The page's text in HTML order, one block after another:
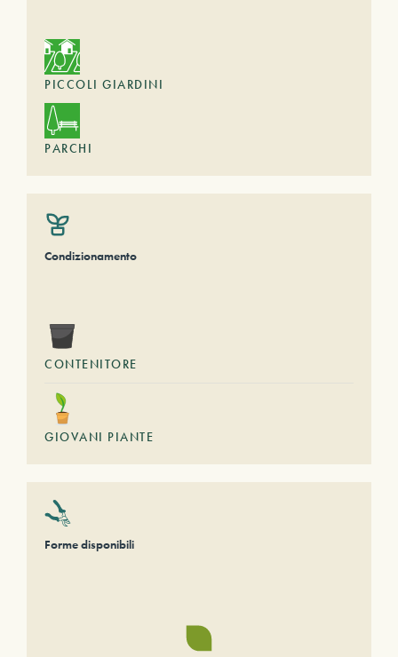
PICCOLI GIARDINI
PARCHI
Condizionamento
CONTENITORE
GIOVANI PIANTE
Forme disponibili